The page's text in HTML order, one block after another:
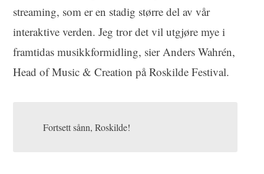
streaming, som er en stadig større del av vår
interaktive verden. Jeg tror det vil utgjøre mye i
framtidas musikkformidling, sier Anders Wahrén,
Head of Music & Creation på Roskilde Festival.
Fortsett sånn, Roskilde!